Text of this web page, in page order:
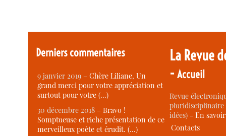
Derniers commentaires
9 janvier 2019 –Chère Liliane, Un
grand merci pour votre appréciation et
surtout pour votre (…)
30 décembre 2018 –Bravo !
Somptueuse et riche présentation de ce
merveilleux poète et érudit. (…)
La Revue
-Accueil
Revue
idées) -En
Contacts